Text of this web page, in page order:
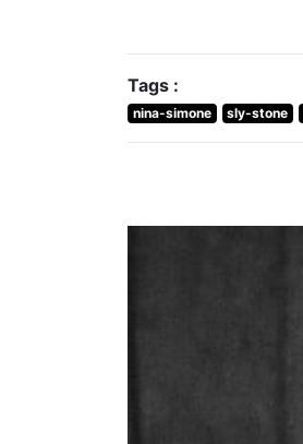
Tags :
nina-simone sly-stone